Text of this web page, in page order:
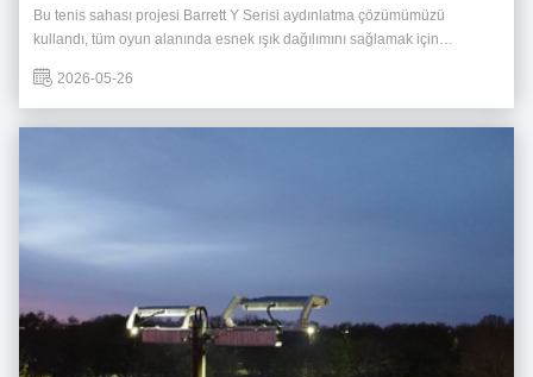
Bu tenis sahası projesi Barrett Y Serisi aydınlatma çözümümüzü
kullandı, tüm oyun alanında esnek ışık dağılımını sağlamak için
sayesinde, sistem, kapsamlı bir kapsam sağlayarak ve karanlık bölgeleri
en aza indirerek ışığı ...
2026-05-26